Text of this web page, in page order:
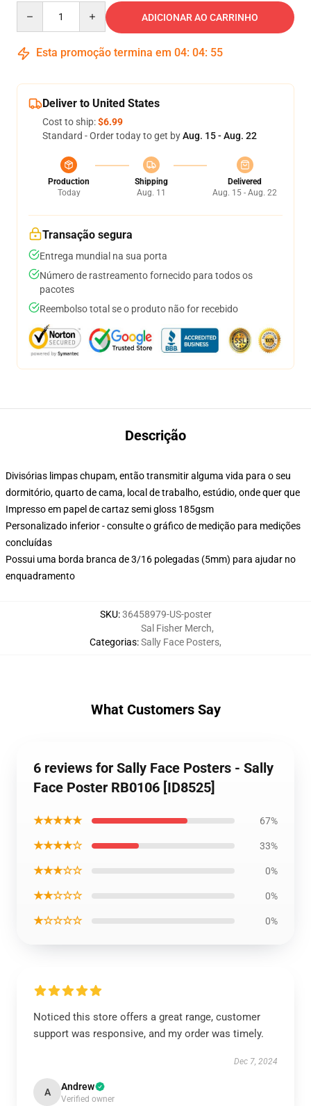
ADICIONAR AO CARRINHO
Esta promoção termina em 04: 04: 54
Deliver to United States
Cost to ship:$6.99
Standard - Order today to get byAug. 15 - Aug. 22
Production
Today
Shipping
Aug. 11
Delivered
Aug. 15 - Aug. 22
Transação segura
Entrega mundial na sua porta
Número de rastreamento fornecido para todos os
pacotes
Reembolso total se o produto não for recebido
Descrição
Divisórias limpas chupam, então transmitir alguma vida para o seu
dormitório, quarto de cama, local de trabalho, estúdio, onde quer que
Impresso em papel de cartaz semi gloss 185gsm
Personalizado inferior - consulte o gráfico de medição para medições
concluídas
Possui uma borda branca de 3/16 polegadas (5mm) para ajudar no
enquadramento
SKU:36458979-US-poster
Categorias:
Sal Fisher Merch,
Sally Face Posters,
What Customers Say
6 reviews for Sally Face Posters - Sally
Face Poster RB0106 [ID8525]
★★★★★ 67%
★★★★☆ 33%
★★★☆☆ 0%
★★☆☆☆ 0%
★☆☆☆☆ 0%
Noticed this store offers a great range, customer
support was responsive, and my order was timely.
Dec 7, 2024
A Andrew
Verified owner